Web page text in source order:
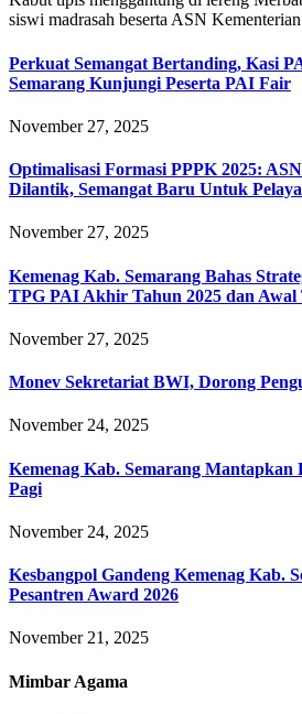
siswi madrasah beserta ASN
Perkuat Semangat Bertanding, Kasi
Semarang Kunjungi Peserta PAI Fair
November 27, 2025
Optimalisasi Formasi PPPK 2025:
Dilantik, Semangat Baru Untuk
November 27, 2025
Kemenag Kab. Semarang Bahas
TPG PAI Akhir Tahun 2025 dan Awal
November 27, 2025
Monev Sekretariat BWI, Dorong
November 24, 2025
Kemenag Kab. Semarang
Pagi
November 24, 2025
Kesbangpol Gandeng Kemenag Kab.
Pesantren Award 2026
November 21, 2025
Mimbar Agama